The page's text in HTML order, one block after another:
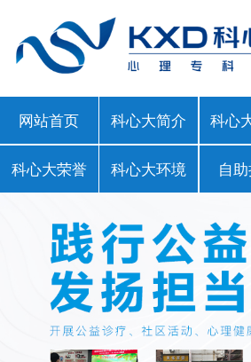
网站首页 科心大简介 科心
科心大荣誉 科心大环境 自